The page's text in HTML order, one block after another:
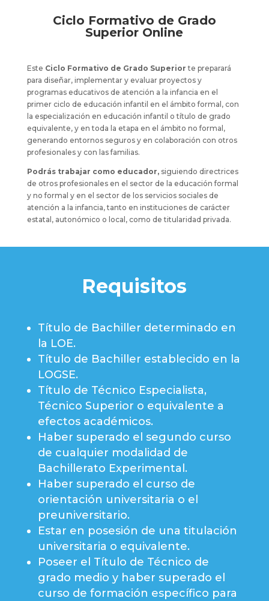
Ciclo Formativo de Grado
Superior Online
Este Ciclo Formativo de Grado Superior te preparará
para diseñar, implementar y evaluar proyectos y
programas educativos de atención a la infancia en el
primer ciclo de educación infantil en el ámbito formal, con
la especialización en educación infantil o título de grado
equivalente, y en toda la etapa en el ámbito no formal,
generando entornos seguros y en colaboración con otros
profesionales y con las familias.
Podrás trabajar como educador,siguiendo directrices
de otros profesionales en el sector de la educación formal
y no formal y en el sector de los servicios sociales de
atención a la infancia, tanto en instituciones de carácter
estatal, autonómico o local, como de titularidad privada.
Requisitos
Título de Bachiller determinado en
la LOE.
Título de Bachiller establecido en la
LOGSE.
Título de Técnico Especialista,
Técnico Superior o equivalente a
efectos académicos.
Haber superado el segundo curso
de cualquier modalidad de
Bachillerato Experimental.
Haber superado el curso de
orientación universitaria o el
preuniversitario.
Estar en posesión de una titulación
universitaria o equivalente.
Poseer el Título de Técnico de
grado medio y haber superado el
curso de formación específico para